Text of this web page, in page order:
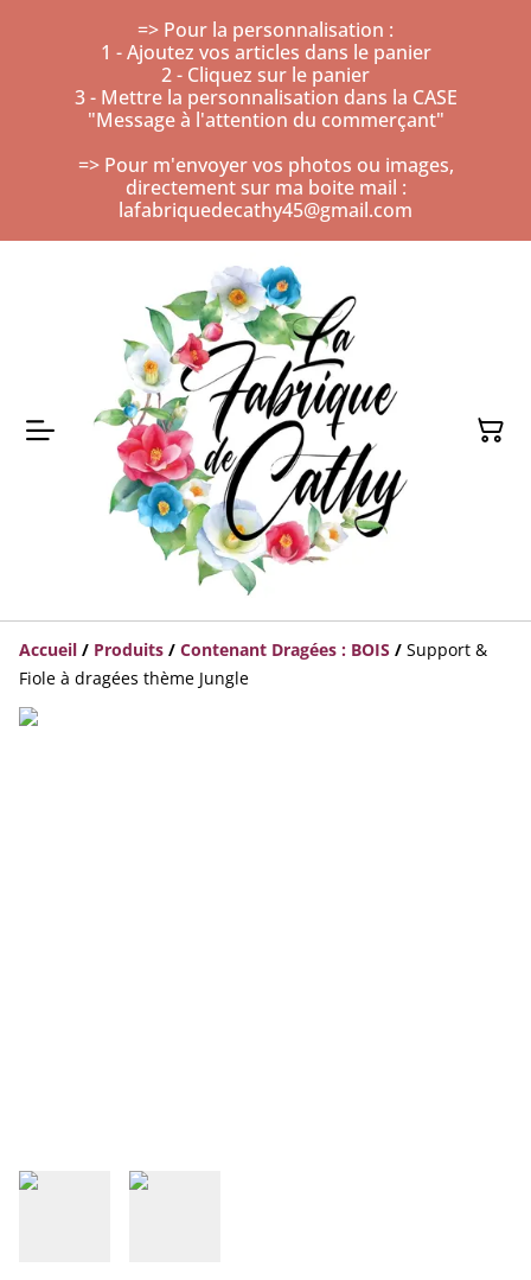
=> Pour la personnalisation :
1 - Ajoutez vos articles dans le panier
2 - Cliquez sur le panier
3 - Mettre la personnalisation dans la CASE
"Message à l'attention du commerçant"
=> Pour m'envoyer vos photos ou images,
directement sur ma boite mail :
lafabriquedecathy45@gmail.com
Accueil / Produits / Contenant Dragées : BOIS / Support &
Fiole à dragées thème Jungle